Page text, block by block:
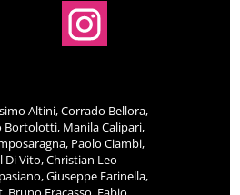
Altini, Corrado Bellora,
Bortolotti, Manila Calipari,
Paolo Ciambi,
Vito, Christian Leo
Giuseppe Farinella,